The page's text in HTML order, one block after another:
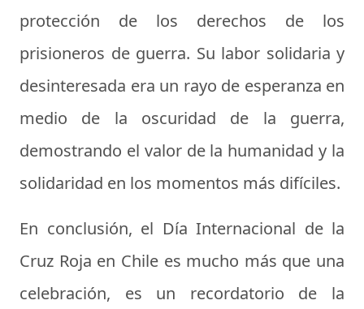
protección de los derechos de los
prisioneros de guerra. Su labor solidaria y
desinteresada era un rayo de esperanza en
medio de la oscuridad de la guerra,
demostrando el valor de la humanidad y la
solidaridad en los momentos más difíciles.
En conclusión, el Día Internacional de la
Cruz Roja en Chile es mucho más que una
celebración, es un recordatorio de la